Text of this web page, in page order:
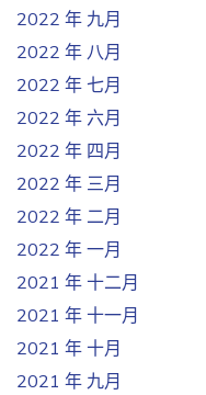
2022 年 九月
2022 年 八月
2022 年 七月
2022 年 六月
2022 年 四月
2022 年 三月
2022 年 二月
2022 年 一月
2021 年 十二月
2021 年 十一月
2021 年 十月
2021 年 九月